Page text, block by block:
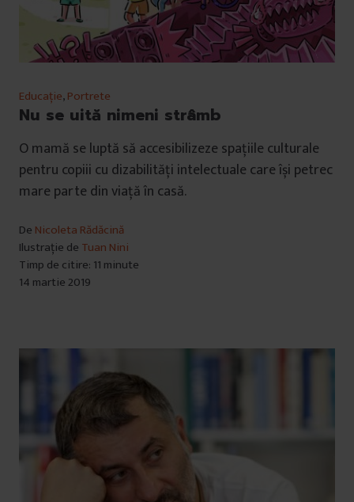
Educație,Portrete
Nu se uită nimeni strâmb
O mamă se luptă să accesibilizeze spațiile culturale
pentru copiii cu dizabilități intelectuale care își petrec
mare parte din viață în casă.
De Nicoleta Rădăcină
Ilustrație de Tuan Nini
Timp de citire: 11 minute
14 martie 2019